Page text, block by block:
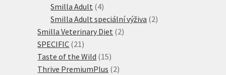
produktů
Smilla Adult 44
produkty
Smilla Adult speciální výživa 22
Smilla Veterinary Diet 22
SPECIFIC 21 21
produktů
Taste of the Wild 1515
produktů
Thrive PremiumPlus 22